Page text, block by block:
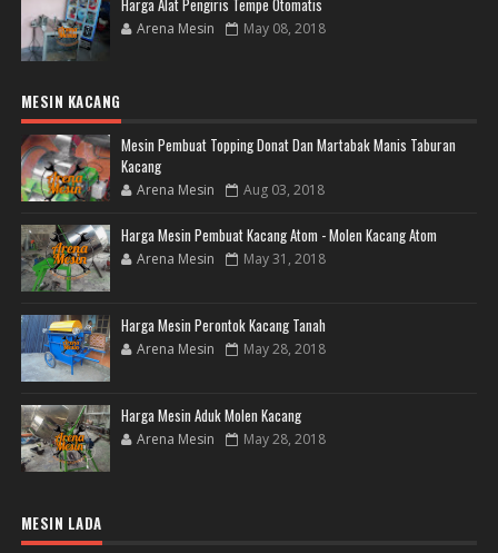
Arena Mesin May 08, 2018
MESIN KACANG
Mesin Pembuat Topping Donat Dan Martabak Manis Taburan
Kacang
Arena Mesin Aug 03, 2018
Harga Mesin Pembuat Kacang Atom - Molen Kacang Atom
Arena Mesin May 31, 2018
Harga Mesin Perontok Kacang Tanah
Arena Mesin May 28, 2018
Harga Mesin Aduk Molen Kacang
Arena Mesin May 28, 2018
MESIN LADA